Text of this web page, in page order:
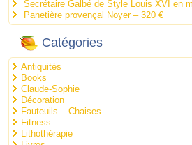
Secrétaire Galbé de Style Louis XVI en
Panetière provençal Noyer – 320 €
Catégories
Antiquités
Books
Claude-Sophie
Décoration
Fauteuils – Chaises
Fitness
Lithothérapie